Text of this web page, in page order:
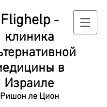
Flighelp-
клиника
в
Израиле
Ришон ле Цион